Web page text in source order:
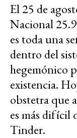
El 25 de
Nacional
es toda una
dentro del
hegemónico
existencia.
obstetra que
es más difícil
Tinder.